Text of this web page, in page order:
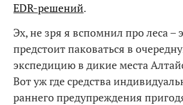
EDR-решений.
Эх, не зря я вспомнил про леса –
предстоит паковаться в
экспедицию в дикие места
Вот уж где средства
раннего предупреждения